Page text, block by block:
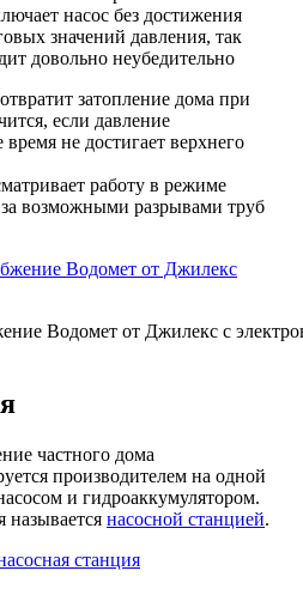
насос без достижения
значений давления, так
довольно неубедительно
затопление дома при
если давление
не достигает верхнего
работу в режиме
за возможными разрывами труб
Водомет от Джилекс с
частного дома
производителем на одной
и гидроаккумулятором.
называется насосной станцией.